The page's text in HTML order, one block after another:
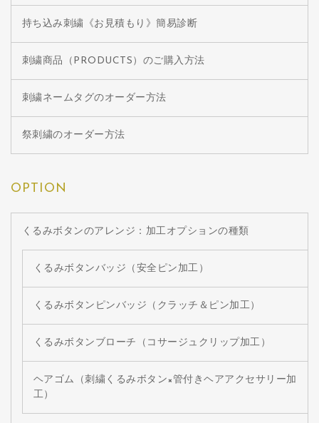
持ち込み刺繍《お見積もり》簡易診断
刺繍商品（PRODUCTS）のご購入方法
刺繍ネームタグのオーダー方法
祭刺繍のオーダー方法
OPTION
くるみボタンのアレンジ：加工オプションの種類
くるみボタンバッジ（安全ピン加工）
くるみボタンピンバッジ（クラッチ＆ピン加工）
くるみボタンブローチ（コサージュクリップ加工）
ヘアゴム（刺繍くるみボタン×管付きヘアアクセサリー加
工）